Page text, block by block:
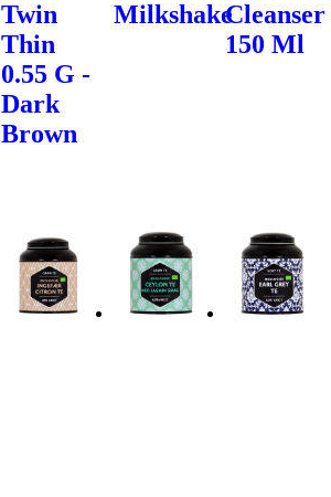
Twin
Thin
0.55 G -
Dark
Brown
MilkshakeCleanser
150 Ml